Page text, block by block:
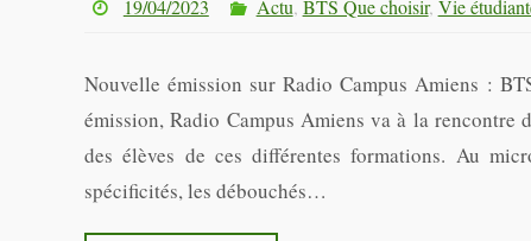
19/04/2023 Actu, BTS Que choisir, Vie
Nouvelle émission sur Radio Campus Amiens :
émission, Radio Campus Amiens va à la rencontre
des élèves de ces différentes formations. Au
spécificités, les débouchés…